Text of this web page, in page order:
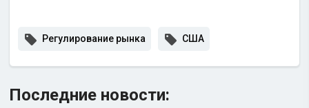
Регулирование рынка США
Последние новости: